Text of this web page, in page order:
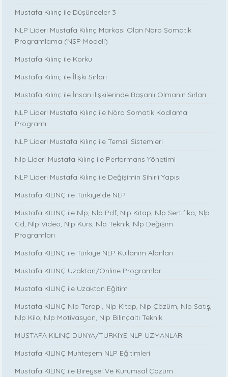
Mustafa Kılınç ile Düşünceler 3
NLP Lideri Mustafa Kılınç Markası Olan Nöro Somatik
Programlama (NSP Modeli)
Mustafa Kılınç ile Korku
Mustafa Kılınç ile İlişki Sırları
Mustafa Kılınç ile İnsan ilişkilerinde Başarılı Olmanın Sırları
NLP Lideri Mustafa Kılınç ile Nöro Somatik Kodlama
Programı
NLP Lideri Mustafa Kılınç ile Temsil Sistemleri
Nlp Lideri Mustafa Kılınç ile Performans Yönetimi
NLP Lideri Mustafa Kılınç ile Değişimin Sihirli Yapısı
Mustafa KILINÇ ile Türkiye’de NLP
Mustafa KILINÇ ile Nlp, Nlp Pdf, Nlp Kitap, Nlp Sertifika, Nlp
Cd, Nlp Video, Nlp Kurs, Nlp Teknik, Nlp Değişim
Programları
Mustafa KILINÇ ile Türkiye NLP Kullanım Alanları
Mustafa KILINÇ Uzaktan/Online Programlar
Mustafa KILINÇ ile Uzaktan Eğitim
Mustafa KILINÇ Nlp Terapi, Nlp Kitap, Nlp Çözüm, Nlp Satış,
Nlp Kilo, Nlp Motivasyon, Nlp Bilinçaltı Teknik
MUSTAFA KILINÇ DÜNYA/TÜRKİYE NLP UZMANLARI
Mustafa KILINÇ Muhteşem NLP Eğitimleri
Mustafa KILINÇ ile Bireysel Ve Kurumsal Çözüm